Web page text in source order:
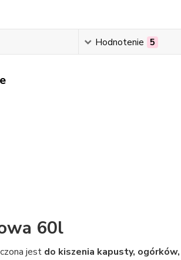
Hodnotenie 5
60l
jest do kiszenia kapusty,